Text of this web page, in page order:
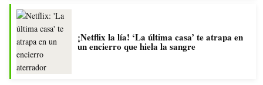
¡Netflix la lía! ‘La última casa’ te atrapa en
un encierro que hiela la sangre